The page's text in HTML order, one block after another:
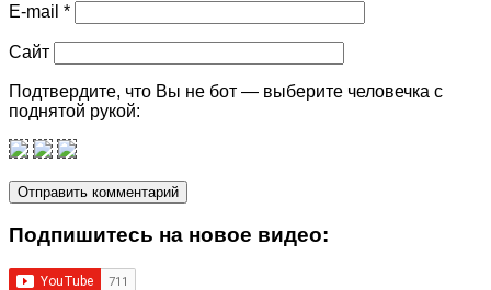
E-mail *
Сайт
Подтвердите, что Вы не бот — выберите человечка с
поднятой рукой:
Подпишитеcь на новое видео: